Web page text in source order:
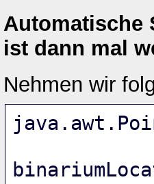
Automatische
ist dann mal
Nehmen wir